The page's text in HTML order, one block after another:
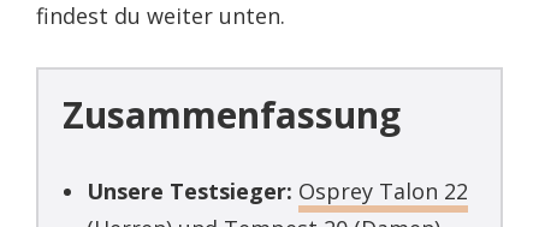
findest du weiter unten.
Zusammenfassung
Unsere Testsieger: Osprey Talon 22